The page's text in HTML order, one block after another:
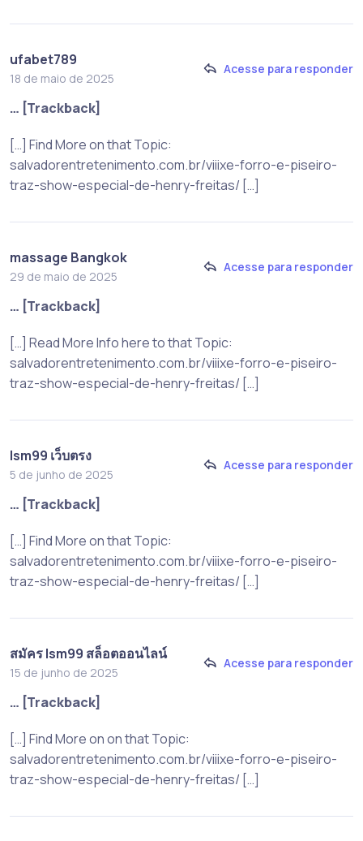
ufabet789
18 de maio de 2025
Acesse para responder
… [Trackback]
[…] Find More on that Topic:
salvadorentretenimento.com.br/viiixe-forro-e-piseiro-
traz-show-especial-de-henry-freitas/ […]
massage Bangkok
29 de maio de 2025
Acesse para responder
… [Trackback]
[…] Read More Info here to that Topic:
salvadorentretenimento.com.br/viiixe-forro-e-piseiro-
traz-show-especial-de-henry-freitas/ […]
lsm99 เว็บตรง
5 de junho de 2025
Acesse para responder
… [Trackback]
[…] Find More on that Topic:
salvadorentretenimento.com.br/viiixe-forro-e-piseiro-
traz-show-especial-de-henry-freitas/ […]
สมัคร lsm99 สล็อตออนไลน์
15 de junho de 2025
Acesse para responder
… [Trackback]
[…] Find More on on that Topic:
salvadorentretenimento.com.br/viiixe-forro-e-piseiro-
traz-show-especial-de-henry-freitas/ […]